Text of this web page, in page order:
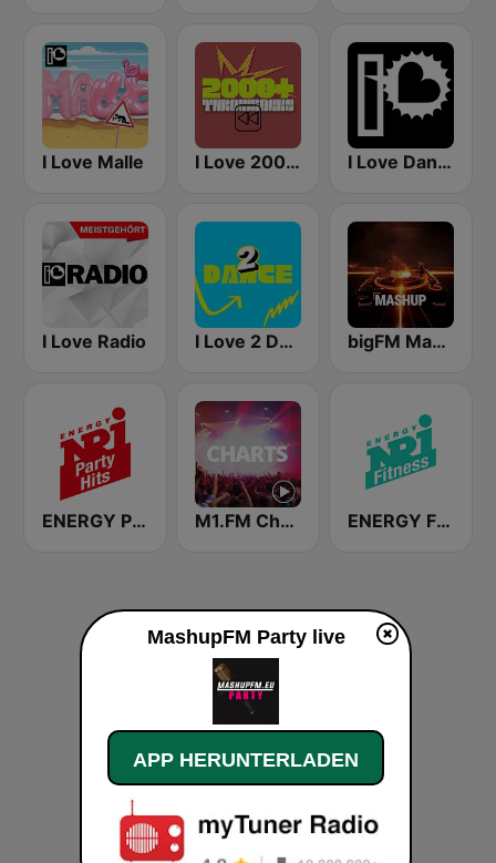
I Love Malle I Love 2000+ Throwbacks I Love Dance 2024
I Love Radio I Love 2 Dance bigFM Mashup
ENERGY Party Hits M1.FM Charts ENERGY Fitness
MashupFM Party live
APP HERUNTERLADEN